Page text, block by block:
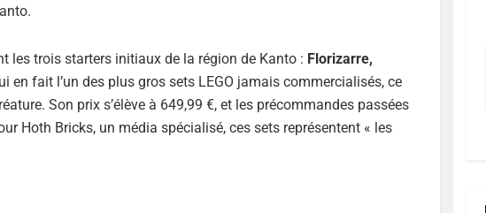
les trois starters initiaux de la région de Kanto : Florizarre,
en fait l’un des plus gros sets LEGO jamais commercialisés, ce
Son prix s’élève à 649,99 €, et les précommandes passées
Hoth Bricks, un média spécialisé, ces sets représentent « les